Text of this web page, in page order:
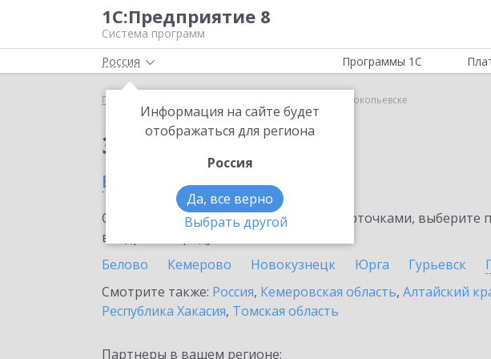
1С:Предприятие 8
Система программ
Россия
Информация на сайте будет
отображаться для региона
Россия
Да, все верно
Выбрать другой
Программы 1С
Главная 1С:Линк в Прокопьевске
Заказать 1С:Линк
в Прокопьевске
Ознакомьтесь с информационными карточками, выберите
внедрение продукта.
Белово
Кемерово Новокузнецк Юрга Гурьевск
Смотрите также: Россия, Кемеровская область, Алтайский
Республика Хакасия, Томская область
Партнеры в вашем регионе: